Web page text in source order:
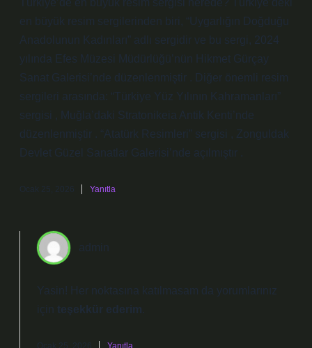
Türkiye’de en büyük resim sergisi nerede? Türkiye’deki
en büyük resim sergilerinden biri, “Uygarlığın Doğduğu
Anadolunun Kadınları” adlı sergidir ve bu sergi, 2024
yılında Efes Müzesi Müdürlüğü’nün Hikmet Gürçay
Sanat Galerisi’nde düzenlenmiştir . Diğer önemli resim
sergileri arasında: “Türkiye Yüz Yılının Kahramanları”
sergisi , Muğla’daki Stratonikeia Antik Kenti’nde
düzenlenmiştir . “Atatürk Resimleri” sergisi , Zonguldak
Devlet Güzel Sanatlar Galerisi’nde açılmıştır .
Ocak 25, 2026 Yanıtla
admin
Yasin! Her noktasına katılmasam da yorumlarınız
için teşekkür ederim.
Ocak 25, 2026 Yanıtla